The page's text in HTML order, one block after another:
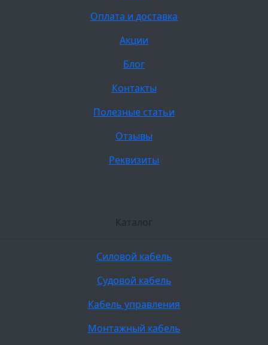
Оплата и доставка
Акции
Блог
Контакты
Полезные статьи
Отзывы
Реквизиты
Каталог
Силовой кабель
Судовой кабель
Кабель управления
Монтажный кабель